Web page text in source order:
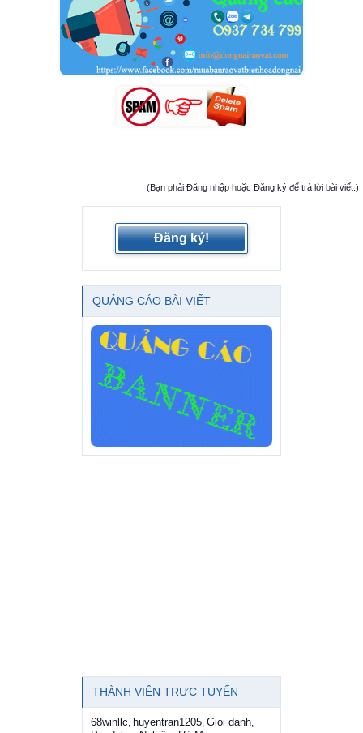
(Bạn phải Đăng nhập hoặc Đăng ký để trả lời bài viết.)
Đăng ký!
QUẢNG CÁO BÀI VIẾT
THÀNH VIÊN TRỰC TUYẾN
68winllc huyentran1205 Gioi danh